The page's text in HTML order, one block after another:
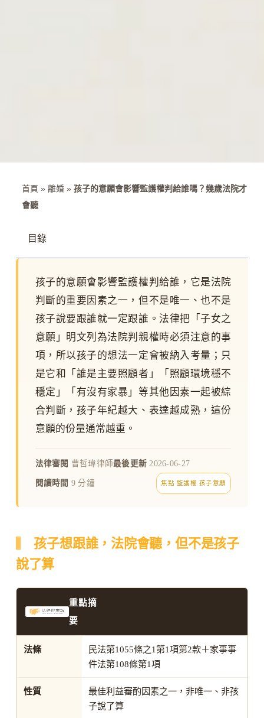
首頁 » 離婚» 孩子的意願會影響監護權判給誰嗎？幾歲法院才
會聽
目錄
孩子的意願會影響監護權判給誰，它是法院
判斷的重要因素之一，但不是唯一、也不是
孩子說要跟誰就一定跟誰。法律把「子女之
意願」明文列為法院判親權時必須注意的事
項，所以孩子的想法一定會被納入考量；只
是它和「誰是主要照顧者」「照顧環境穩不
穩定」「有沒有家暴」等其他因素一起被綜
合判斷，孩子年紀越大、表達越成熟，這份
意願的份量通常越重。
法律審閱 曹哲瑋律師最後更新 2026-06-27
閱讀時間 9 分鐘 焦點 監護權 孩子意願
孩子想跟誰，法院會聽，但不是孩子
說了算
重點摘
要
法條
民法第1055條之1第1項第2款＋家事事
件法第108條第1項
性質
最佳利益審酌因素之一，非唯一、非孩
子說了算